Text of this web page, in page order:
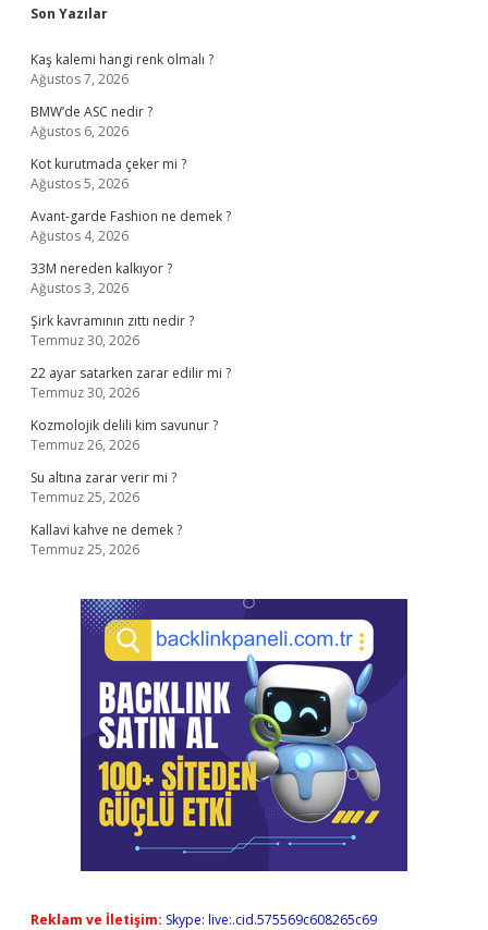
Sidebar
Son Yazılar
Kaş kalemi hangi renk olmalı ?
Ağustos 7, 2026
BMW’de ASC nedir ?
Ağustos 6, 2026
Kot kurutmada çeker mi ?
Ağustos 5, 2026
Avant-garde Fashion ne demek ?
Ağustos 4, 2026
33M nereden kalkıyor ?
Ağustos 3, 2026
Şirk kavramının zıttı nedir ?
Temmuz 30, 2026
22 ayar satarken zarar edilir mi ?
Temmuz 30, 2026
Kozmolojik delili kim savunur ?
Temmuz 26, 2026
Su altına zarar verir mi ?
Temmuz 25, 2026
Kallavi kahve ne demek ?
Temmuz 25, 2026
Reklam ve İletişim: Skype: live:.cid.575569c608265c69